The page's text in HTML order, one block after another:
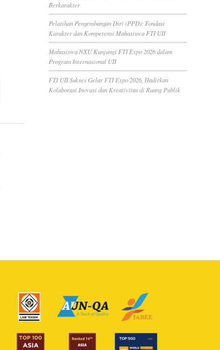
Berkarakter
Pelatihan Pengembangan Diri (PPD): Fondasi
Karakter dan Kompetensi Mahasiswa FTI UII
Mahasiswa NXU Kunjungi FTI Expo 2026 dalam
Program Internasional UII
FTI UII Sukses Gelar FTI Expo 2026, Hadirkan
Kolaborasi Inovasi dan Kreativitas di Ruang Publik